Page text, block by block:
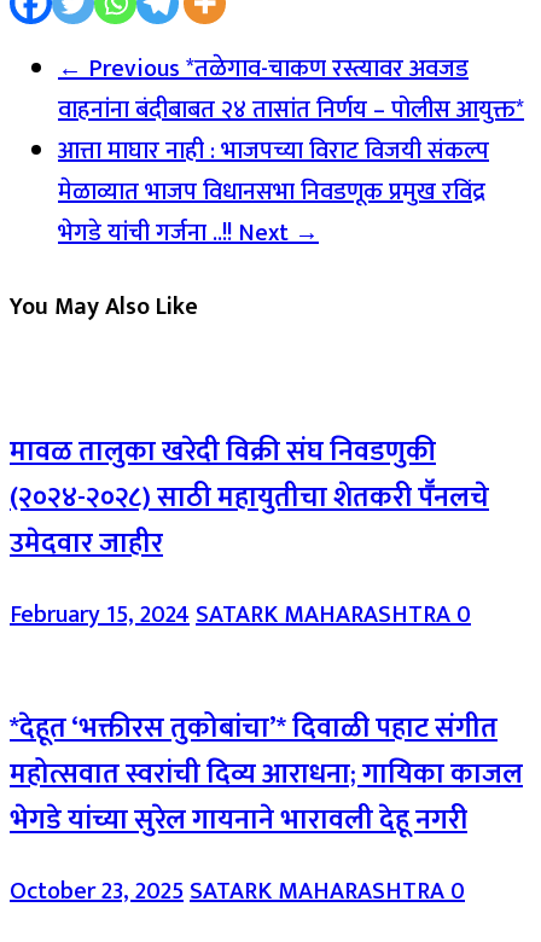
← Previous*तळेगाव-चाकण रस्त्यावर अवजड
वाहनांना बंदीबाबत २४ तासांत निर्णय – पोलीस आयुक्त*
आत्ता माघार नाही : भाजपच्या विराट विजयी संकल्प
मेळाव्यात भाजप विधानसभा निवडणूक प्रमुख रविंद्र
भेगडे यांची गर्जना ..!!Next →
You May Also Like
मावळ तालुका खरेदी विक्री संघ निवडणुकी
(२०२४-२०२८) साठी महायुतीचा शेतकरी पॕनलचे
उमेदवार जाहीर
February 15, 2024SATARK MAHARASHTRA0
*देहूत ‘भक्तीरस तुकोबांचा’* दिवाळी पहाट संगीत
महोत्सवात स्वरांची दिव्य आराधना; गायिका काजल
भेगडे यांच्या सुरेल गायनाने भारावली देहू नगरी
October 23, 2025SATARK MAHARASHTRA0